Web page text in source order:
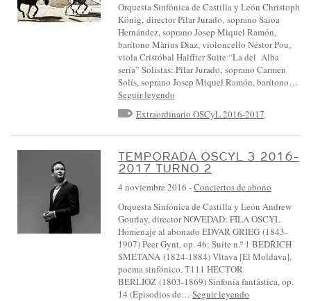
Orquesta Sinfónica de Castilla y León Christoph
König, director Pilar Jurado, soprano Saioa
Hernández, soprano Josep Miquel Ramón,
barítono Màrius Diaz, violoncello Néstor Pou,
viola Cristóbal Halffter Suite “La del Alba
sería” Solistas: Pilar Jurado, soprano Carmen
Solís, soprano Josep Miquel Ramón, barítono…
Seguir leyendo
Extraordinario OSCyL 2016-2017
TEMPORADA OSCYL 3 2016-
2017 TURNO 2
4 noviembre 2016 -Conciertos de abono
Orquesta Sinfónica de Castilla y León Andrew
Gourlay, director NOVEDAD: FILA OSCYL
Homenaje al abonado EDVAR GRIEG (1843-
1907) Peer Gynt, op. 46: Suite n.º 1 BEDŘICH
SMETANA (1824-1884) Vltava [El Moldava],
poema sinfónico, T111 HECTOR
BERLIOZ (1803-1869) Sinfonía fantástica, op.
14 (Episodios de… Seguir leyendo